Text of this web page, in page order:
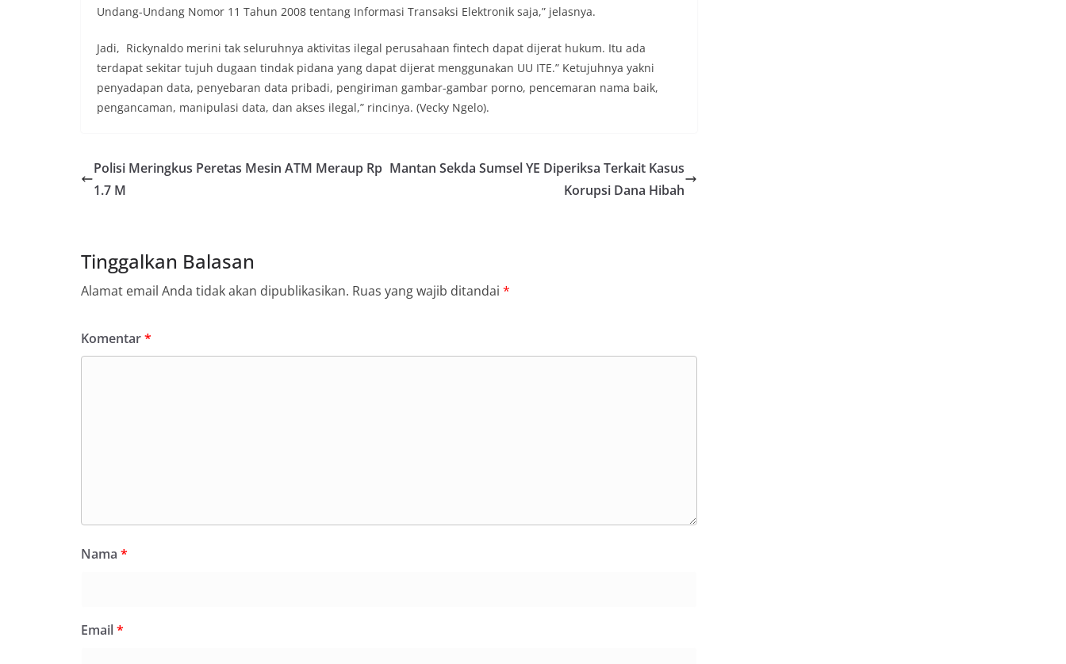
Undang-Undang Nomor 11 Tahun 2008 tentang Informasi Transaksi Elektronik saja,” jelasnya.
Jadi, Rickynaldo merini tak seluruhnya aktivitas ilegal perusahaan fintech dapat dijerat hukum. Itu ada
terdapat sekitar tujuh dugaan tindak pidana yang dapat dijerat menggunakan UU ITE.” Ketujuhnya yakni
penyadapan data, penyebaran data pribadi, pengiriman gambar-gambar porno, pencemaran nama baik,
pengancaman, manipulasi data, dan akses ilegal,” rincinya. (Vecky Ngelo).
Polisi Meringkus Peretas Mesin ATM Meraup Rp
1.7 M
Mantan Sekda Sumsel YE Diperiksa Terkait Kasus
Korupsi Dana Hibah
Tinggalkan Balasan
Alamat email Anda tidak akan dipublikasikan. Ruas yang wajib ditandai *
Komentar*
Nama *
Email*